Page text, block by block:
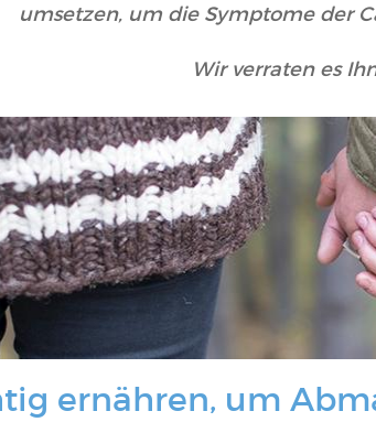
umsetzen, um die Symptome der
Wir verraten es
ernähren, um